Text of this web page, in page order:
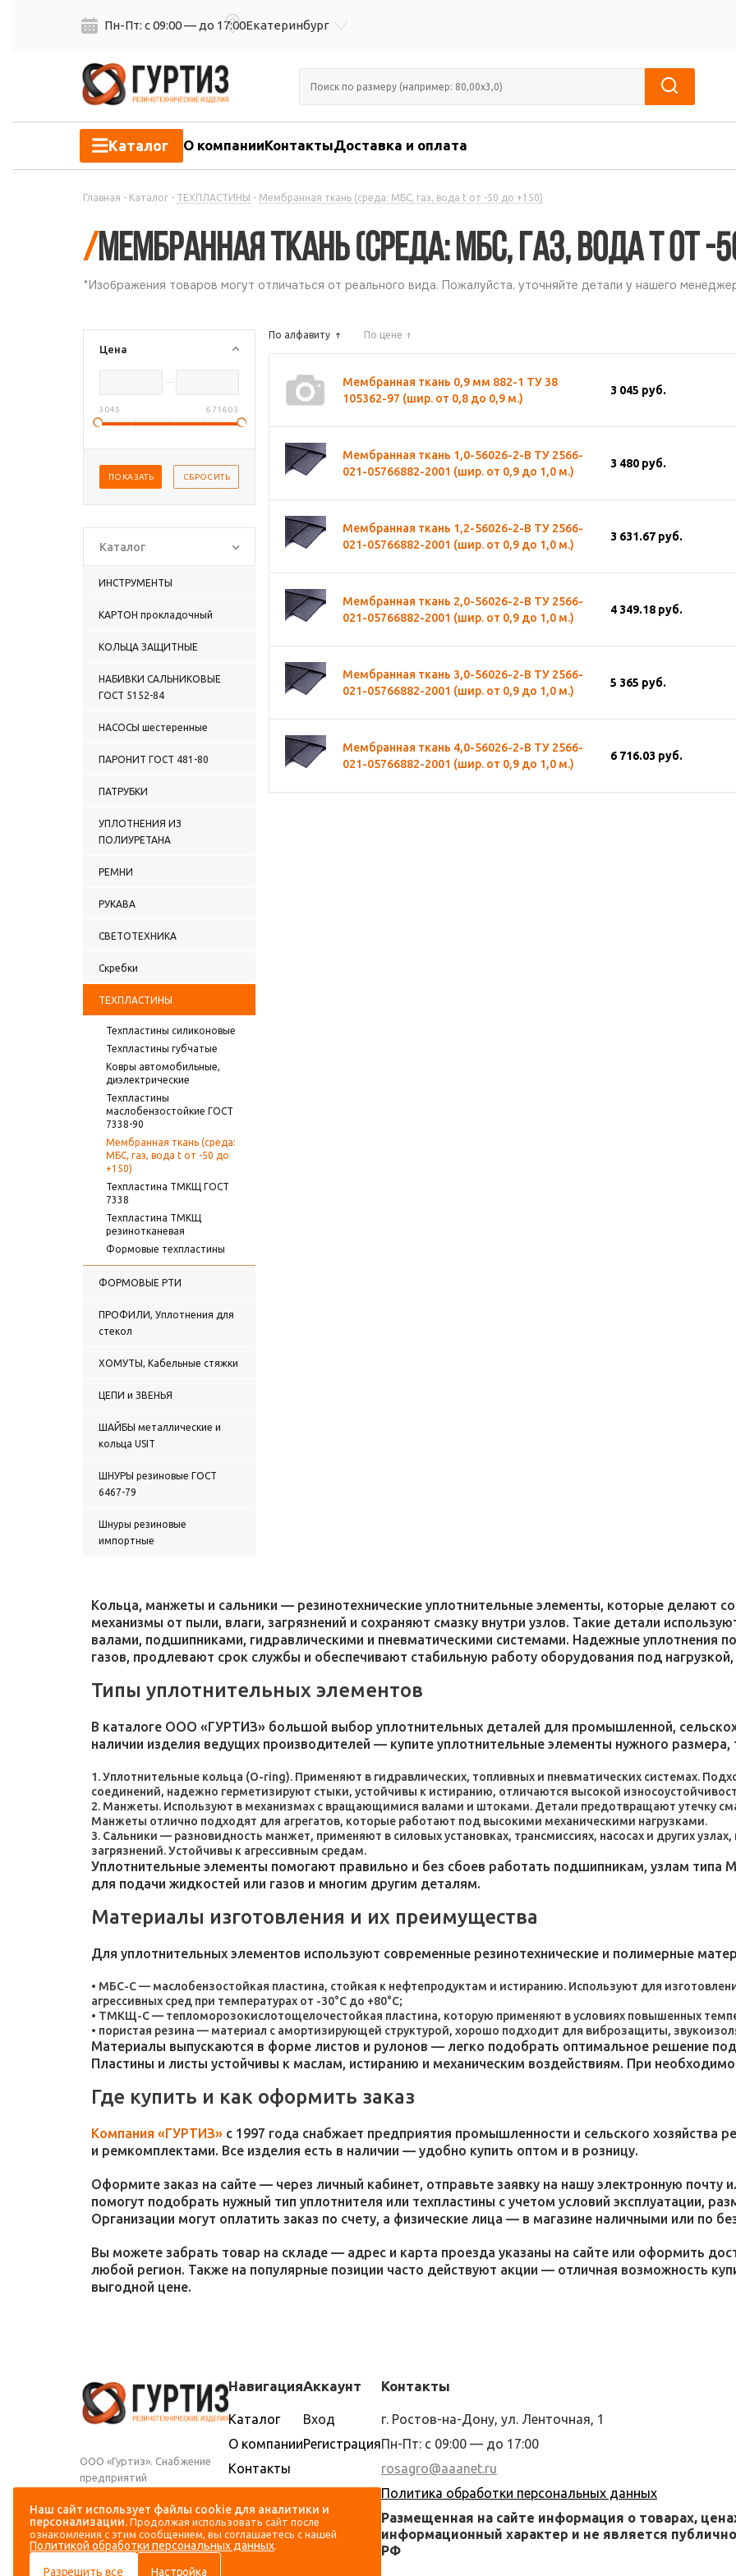
Пн-Пт: с 09:00 — до 17:00Екатеринбург
Каталог О компанииКонтактыДоставка и оплата
Главная - Каталог - ТЕХПЛАСТИНЫ - Мембранная ткань (среда: МБС, газ, вода t от -50 до +150)
/Мембранная ткань (среда: МБС, газ, вода t от -
*Изображения товаров могут отличаться от реального вида. Пожалуйста, уточняйте детали у нашего
Цена
3 045 6 716.03
Каталог
ИНСТРУМЕНТЫ
КАРТОН прокладочный
КОЛЬЦА ЗАЩИТНЫЕ
НАБИВКИ САЛЬНИКОВЫЕ
ГОСТ 5152-84
НАСОСЫ шестеренные
ПАРОНИТ ГОСТ 481-80
ПАТРУБКИ
УПЛОТНЕНИЯ ИЗ
ПОЛИУРЕТАНА
РЕМНИ
РУКАВА
СВЕТОТЕХНИКА
Скребки
ТЕХПЛАСТИНЫ
Техпластины силиконовые
Техпластины губчатые
Ковры автомобильные,
диэлектрические
Техпластины
маслобензостойкие ГОСТ
7338-90
Мембранная ткань (среда:
МБС, газ, вода t от -50 до
+150)
Техпластина ТМКЩ ГОСТ
7338
Техпластина ТМКЩ
резинотканевая
Формовые техпластины
ФОРМОВЫЕ РТИ
ПРОФИЛИ, Уплотнения для
стекол
ХОМУТЫ, Кабельные стяжки
ЦЕПИ и ЗВЕНЬЯ
ШАЙБЫ металлические и
кольца USIT
ШНУРЫ резиновые ГОСТ
6467-79
Шнуры резиновые
импортные
По алфавиту По цене
Мембранная ткань 0,9 мм 882-1 ТУ 38
105362-97 (шир. от 0,8 до 0,9 м.)
3 045 руб.
Мембранная ткань 1,0-56026-2-В ТУ 2566-
021-05766882-2001 (шир. от 0,9 до 1,0 м.)
3 480 руб.
Мембранная ткань 1,2-56026-2-В ТУ 2566-
021-05766882-2001 (шир. от 0,9 до 1,0 м.)
3 631.67 руб.
Мембранная ткань 2,0-56026-2-В ТУ 2566-
021-05766882-2001 (шир. от 0,9 до 1,0 м.)
4 349.18 руб.
Мембранная ткань 3,0-56026-2-В ТУ 2566-
021-05766882-2001 (шир. от 0,9 до 1,0 м.)
5 365 руб.
Мембранная ткань 4,0-56026-2-В ТУ 2566-
021-05766882-2001 (шир. от 0,9 до 1,0 м.)
6 716.03 руб.
Кольца, манжеты и сальники — резинотехнические уплотнительные элементы, которые делают
механизмы от пыли, влаги, загрязнений и сохраняют смазку внутри узлов. Такие детали
валами, подшипниками, гидравлическими и пневматическими системами. Надежные уплотнения
газов, продлевают срок службы и обеспечивают стабильную работу оборудования под
Типы уплотнительных элементов
В каталоге ООО «ГУРТИЗ» большой выбор уплотнительных деталей для промышленной,
наличии изделия ведущих производителей — купите уплотнительные элементы нужного
Уплотнительные кольца (O-ring). Применяют в гидравлических, топливных и пневматических системах.
соединений, надежно герметизируют стыки, устойчивы к истиранию, отличаются высокой
Манжеты. Используют в механизмах с вращающимися валами и штоками. Детали предотвращают утечку
Манжеты отлично подходят для агрегатов, которые работают под высокими механическими нагрузками.
Сальники — разновидность манжет, применяют в силовых установках, трансмиссиях, насосах и других
загрязнений. Устойчивы к агрессивным средам.
Уплотнительные элементы помогают правильно и без сбоев работать подшипникам, узлам типа
для подачи жидкостей или газов и многим другим деталям.
Материалы изготовления и их преимущества
Для уплотнительных элементов используют современные резинотехнические и полимерные
МБС-С — маслобензостойкая пластина, стойкая к нефтепродуктам и истиранию. Используют для
агрессивных сред при температурах от -30°C до +80°C;
ТМКЩ-С — тепломорозокислотощелочестойкая пластина, которую применяют в условиях повышенных
пористая резина — материал с амортизирующей структурой, хорошо подходит для виброзащиты,
Материалы выпускаются в форме листов и рулонов — легко подобрать оптимальное решение
Пластины и листы устойчивы к маслам, истиранию и механическим воздействиям. При
Где купить и как оформить заказ
Компания «ГУРТИЗ» с 1997 года снабжает предприятия промышленности и сельского хозяйства
и ремкомплектами. Все изделия есть в наличии — удобно купить оптом и в розницу.
Оформите заказ на сайте — через личный кабинет, отправьте заявку на нашу электронную почту
помогут подобрать нужный тип уплотнителя или техпластины с учетом условий эксплуатации,
Организации могут оплатить заказ по счету, а физические лица — в магазине наличными или по
Вы можете забрать товар на складе — адрес и карта проезда указаны на сайте или оформить
любой регион. Также на популярные позиции часто действуют акции — отличная возможность
выгодной цене.
ООО «Гуртиз». Снабжение
предприятий
сельского хозяйства
резиновыми техническими
изделиями
Навигация
Каталог
О компании
Контакты
оплата
Аккаунт
Вход
Регистрация
Контакты
г. Ростов-на-Дону, ул. Ленточная, 1
Пн-Пт: с 09:00 — до 17:00
rosagro@aaanet.ru
Политика обработки персональных данных
Размещенная на сайте информация о товарах,
информационный характер и не является
РФ
Наш сайт использует файлы cookie для аналитики и
персонализации. Продолжая использовать сайт после
ознакомления с этим сообщением, вы соглашаетесь с нашей
Политикой обработки персональных данных.
Разрешить все Настройка